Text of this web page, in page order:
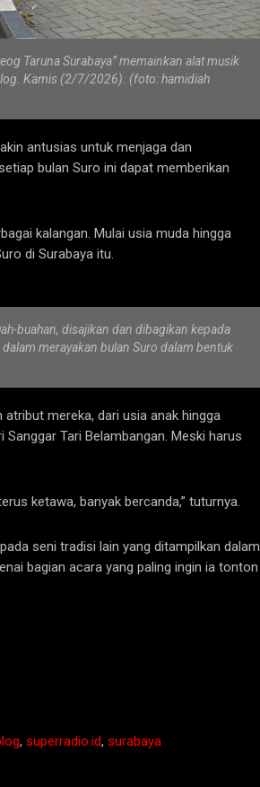
Taruna Surabaya” memainkan alat musik
Kamis (2/7/2026). (foto: hamidiah
antusias untuk menjaga dan
bulan Suro ini dapat memberikan
kalangan. Mulai usia muda hingga
di Surabaya itu.
buahan, disajikan dan dibagikan kepada
merayakan bulan Suro dalam bentuk
mereka, dari usia anak hingga
Tari Belambangan. Meski harus
ketawa, banyak bercanda,” tuturnya.
seni tradisi lain yang ditampilkan dalam
bagian acara yang paling ingin ia tonton
, superradio.id, surabaya